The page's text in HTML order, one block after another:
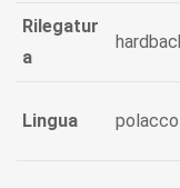
Rilegatur
a
Lingua polacco